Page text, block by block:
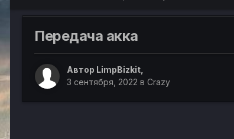
Передача акка
Автор LimpBizkit
3 сентября, 2022 в Crazy